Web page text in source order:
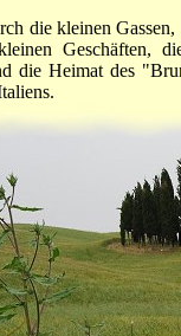
die kleinen
Geschäften,
die Heimat des